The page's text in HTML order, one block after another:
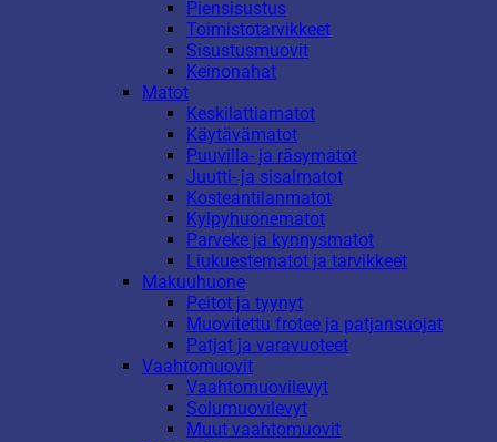
Piensisustus
Toimistotarvikkeet
Sisustusmuovit
Keinonahat
Matot
Keskilattiamatot
Käytävämatot
Puuvilla- ja räsymatot
Juutti- ja sisalmatot
Kosteantilanmatot
Kylpyhuonematot
Parveke ja kynnysmatot
Liukuestematot ja tarvikkeet
Makuuhuone
Peitot ja tyynyt
Muovitettu frotee ja patjansuojat
Patjat ja varavuoteet
Vaahtomuovit
Vaahtomuovilevyt
Solumuovilevyt
Muut vaahtomuovit